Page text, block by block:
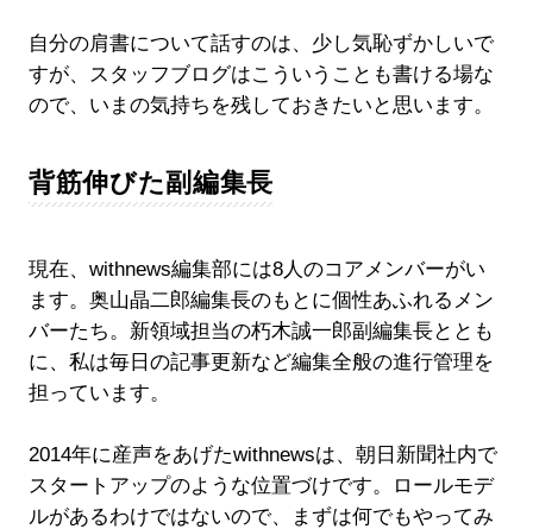
自分の肩書について話すのは、少し気恥ずかしいで
すが、スタッフブログはこういうことも書ける場な
ので、いまの気持ちを残しておきたいと思います。
背筋伸びた副編集長
現在、withnews編集部には8人のコアメンバーがい
ます。奥山晶二郎編集長のもとに個性あふれるメン
バーたち。新領域担当の朽木誠一郎副編集長ととも
に、私は毎日の記事更新など編集全般の進行管理を
担っています。
2014年に産声をあげたwithnewsは、朝日新聞社内で
スタートアップのような位置づけです。ロールモデ
ルがあるわけではないので、まずは何でもやってみ